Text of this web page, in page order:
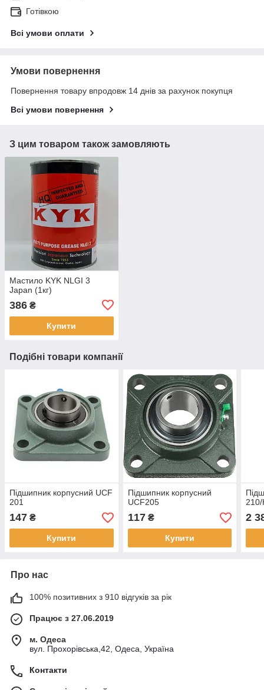
Готівкою
Всі умови оплати
Умови повернення
Повернення товару впродовж 14 днів за рахунок покупця
Всі умови повернення
З цим товаром також замовляють
Мастило KYK NLGI 3
Japan (1кг)
386 ₴
Купити
Подібні товари компанії
Підшипник корпусний UCF
201
147 ₴
Купити
Підшипник корпусний
UCF205
117₴
Купити
210/
2
Про нас
100% позитивних з 910 відгуків за рік
Працює з 27.06.2019
м. Одеса
вул. Прохорівська,42, Одеса, Україна
Контакти